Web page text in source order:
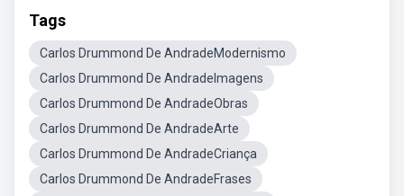
Tags
Carlos Drummond De AndradeModernismo
Carlos Drummond De AndradeImagens
Carlos Drummond De AndradeObras
Carlos Drummond De AndradeArte
Carlos Drummond De AndradeCriança
Carlos Drummond De AndradeFrases